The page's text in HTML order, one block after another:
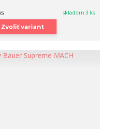
skladom 3 ks
Zvoliť variant